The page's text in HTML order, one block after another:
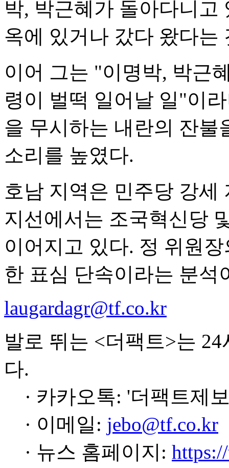
박, 박근혜가 돌아다니고
옥에 있거나 갔다 왔다는
이어 그는 "이명박, 박근
령이 벌떡 일어날 일"이
을 무시하는 내란의 잔
소리를 높였다.
호남 지역은 민주당 강
지선에서는 조국혁신당
이어지고 있다. 정 위원
한 표심 단속이라는 분석
laugardagr@tf.co.kr
발로 뛰는 <더팩트>는
다.
· 카카오톡: '더팩트제
· 이메일: jebo@tf.co.kr
· 뉴스 홈페이지: